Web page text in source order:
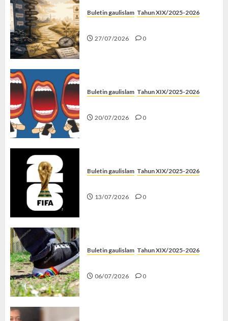
Buletin gaulislam Tahun XIX/2025-2026
27/07/2026 0
Buletin gaulislam Tahun XIX/2025-2026
20/07/2026 0
Buletin gaulislam Tahun XIX/2025-2026
13/07/2026 0
Buletin gaulislam Tahun XIX/2025-2026
06/07/2026 0